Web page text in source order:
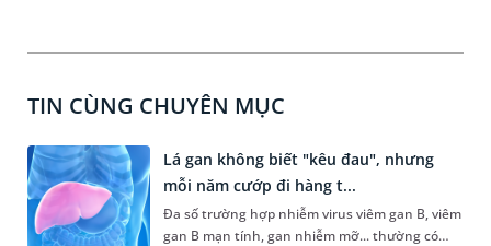
TIN CÙNG CHUYÊN MỤC
Lá gan không biết "kêu đau", nhưng
mỗi năm cướp đi hàng t...
Đa số trường hợp nhiễm virus viêm gan B, viêm
gan B mạn tính, gan nhiễm mỡ... thường có